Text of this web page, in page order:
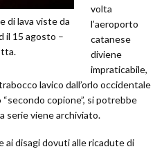
di lava viste da
il 15 agosto –
volta
l’aeroporto
catanese
diviene
impraticabile,
lavico dall’orlo occidentale
copione”, si potrebbe
serie viene archiviato.
ai disagi dovuti alle ricadute di